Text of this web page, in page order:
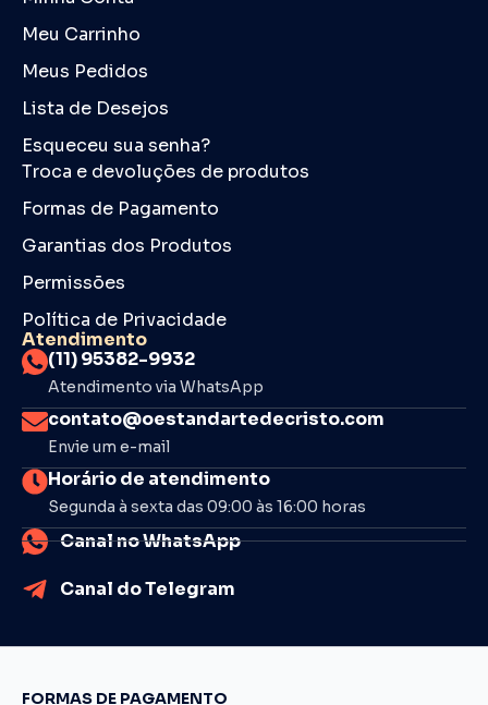
Meu Carrinho
Meus Pedidos
Lista de Desejos
Esqueceu sua senha?
Troca e devoluções de produtos
Formas de Pagamento
Garantias dos Produtos
Permissões
Política de Privacidade
Atendimento
(11) 95382-9932
Atendimento via WhatsApp
contato@oestandartedecristo.com
Envie um e-mail
Horário de atendimento
Segunda à sexta das 09:00 às 16:00 horas
Canal no WhatsApp
Canal do Telegram
FORMAS DE PAGAMENTO